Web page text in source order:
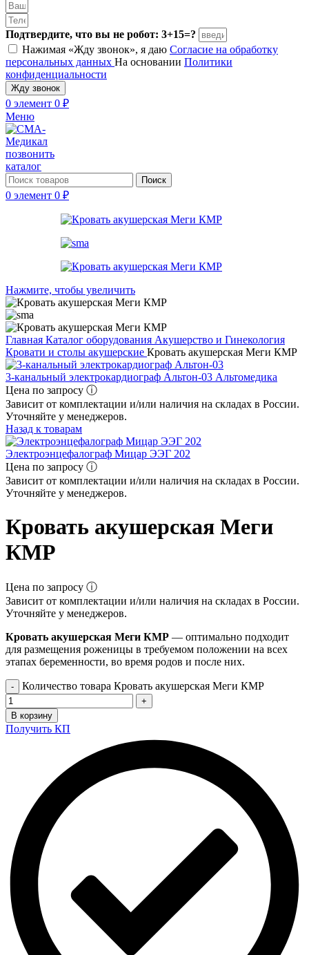
Подтвердите, что вы не робот: 3+15=?
Нажимая «Жду звонок», я даю Согласие на обработку
персональных данных На основании Политики
конфиденциальности
Жду звонок
0 элемент 0 ₽
Меню
позвонить
каталог
Поиск
0 элемент 0 ₽
Нажмите, чтобы увеличить
Главная Каталог оборудования Акушерство и Гинекология
Кровати и столы акушерские Кровать акушерская Меги КМР
3-канальный электрокардиограф Альтон-03 Альтомедика
Цена по запросу ⓘ
Зависит от комплектации и/или наличия на складах в России.
Уточняйте у менеджеров.
Назад к товарам
Электроэнцефалограф Мицар ЭЭГ 202
Цена по запросу ⓘ
Зависит от комплектации и/или наличия на складах в России.
Уточняйте у менеджеров.
Кровать акушерская Меги
КМР
Цена по запросу ⓘ
Зависит от комплектации и/или наличия на складах в России.
Уточняйте у менеджеров.
Кровать акушерская Меги КМР — оптимально подходит
для размещения роженицы в требуемом положении на всех
этапах беременности, во время родов и после них.
Количество товара Кровать акушерская Меги КМР
В корзину
Получить КП